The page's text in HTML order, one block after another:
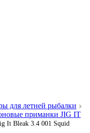
для летней рыбалки
приманки JIG IT
It Bleak 3.4 001 Squid